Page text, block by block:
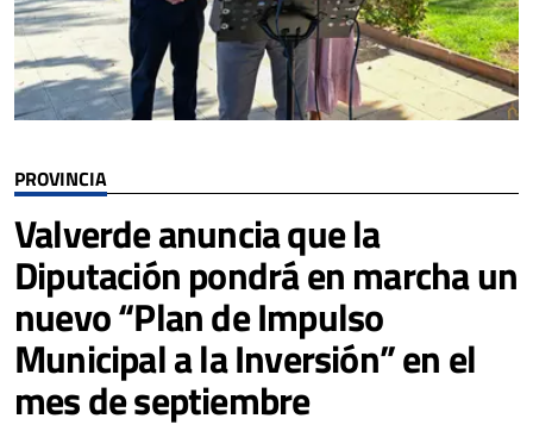
PROVINCIA
Valverde anuncia que la
Diputación pondrá en marcha un
nuevo “Plan de Impulso
Municipal a la Inversión” en el
mes de septiembre